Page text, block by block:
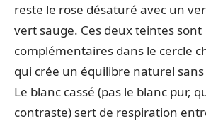
reste le rose désaturé avec un
vert sauge. Ces deux teintes sont
complémentaires dans le cercle
qui crée un équilibre naturel
Le blanc cassé (pas le blanc pur,
contraste) sert de respiration